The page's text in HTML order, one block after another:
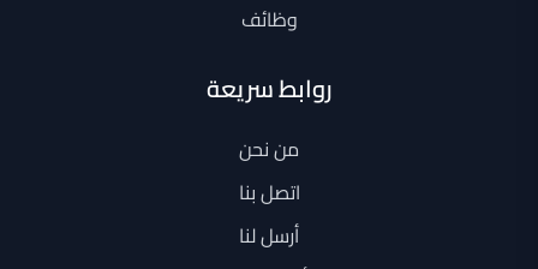
وظائف
روابط سريعة
من نحن
اتصل بنا
أرسل لنا